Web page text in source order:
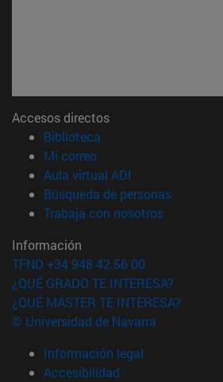
Accesos directos
Biblioteca
Mi correo(abre en nueva
Aula virtual ADI
Búsqueda de personas(abre en
Trabaja con nosotros(abre en
Información
TFNO +34 948 42 56 00
¿QUÉ GRADO TE INTERESA?
¿QUÉ MÁSTER TE INTERESA?
© Universidad de Navarra
Información legal
Accesibilidad